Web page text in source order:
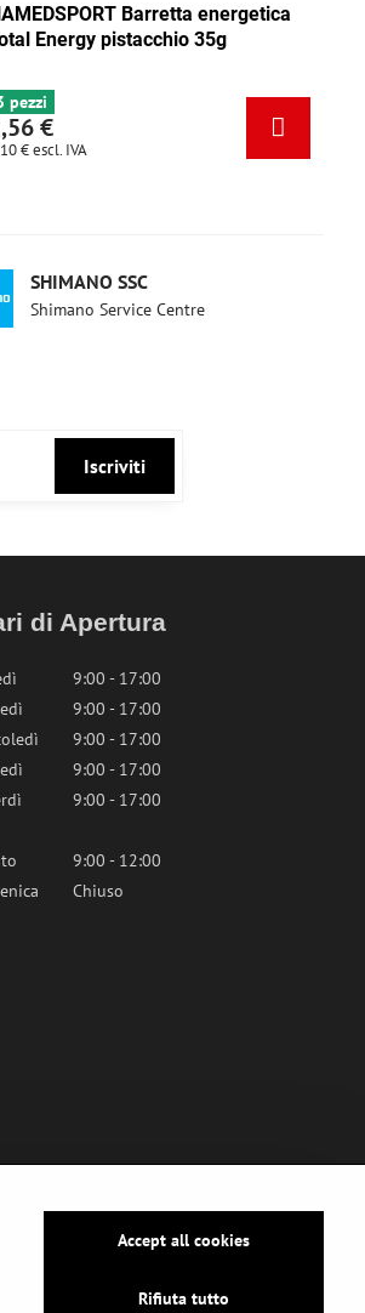
Barretta energetica
mix Caraibi 35g
3 pezzi
2,56 €
SHIMANO SSC
Shimano Service Centre
Iscriviti
di Apertura
9:00 - 17:00
9:00 - 17:00
9:00 - 17:00
9:00 - 17:00
9:00 - 17:00
9:00 - 12:00
Chiuso
Accept all cookies
Rifiuta tutto